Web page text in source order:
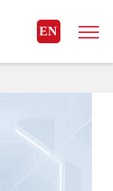
国）
EN
星空（中国） 存储>